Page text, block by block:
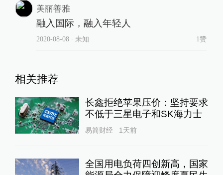
美丽善雅
融入国际，融入年轻人
2020-08-08∙ 未知 1赞
相关推荐
长鑫拒绝苹果压价：坚持要求
不低于三星电子和SK海力士
易简财经 1天前
全国用电负荷四创新高，国家